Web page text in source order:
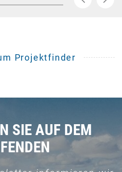
Projektfinder
SIE AUF DEM